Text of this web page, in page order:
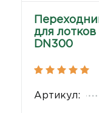
для
DN300
Артикул: